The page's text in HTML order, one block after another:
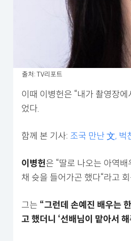
출처: TV리포트
이때 이병헌은 “내가 촬영장
었다.
함께 본 기사: 조국 만난 文,
이병헌은 “딸로 나오는 아역
채 슛을 들어가곤 했다“라고
그는 “그런데 손예진 배우는
고 했더니 ‘선배님이 맡아서